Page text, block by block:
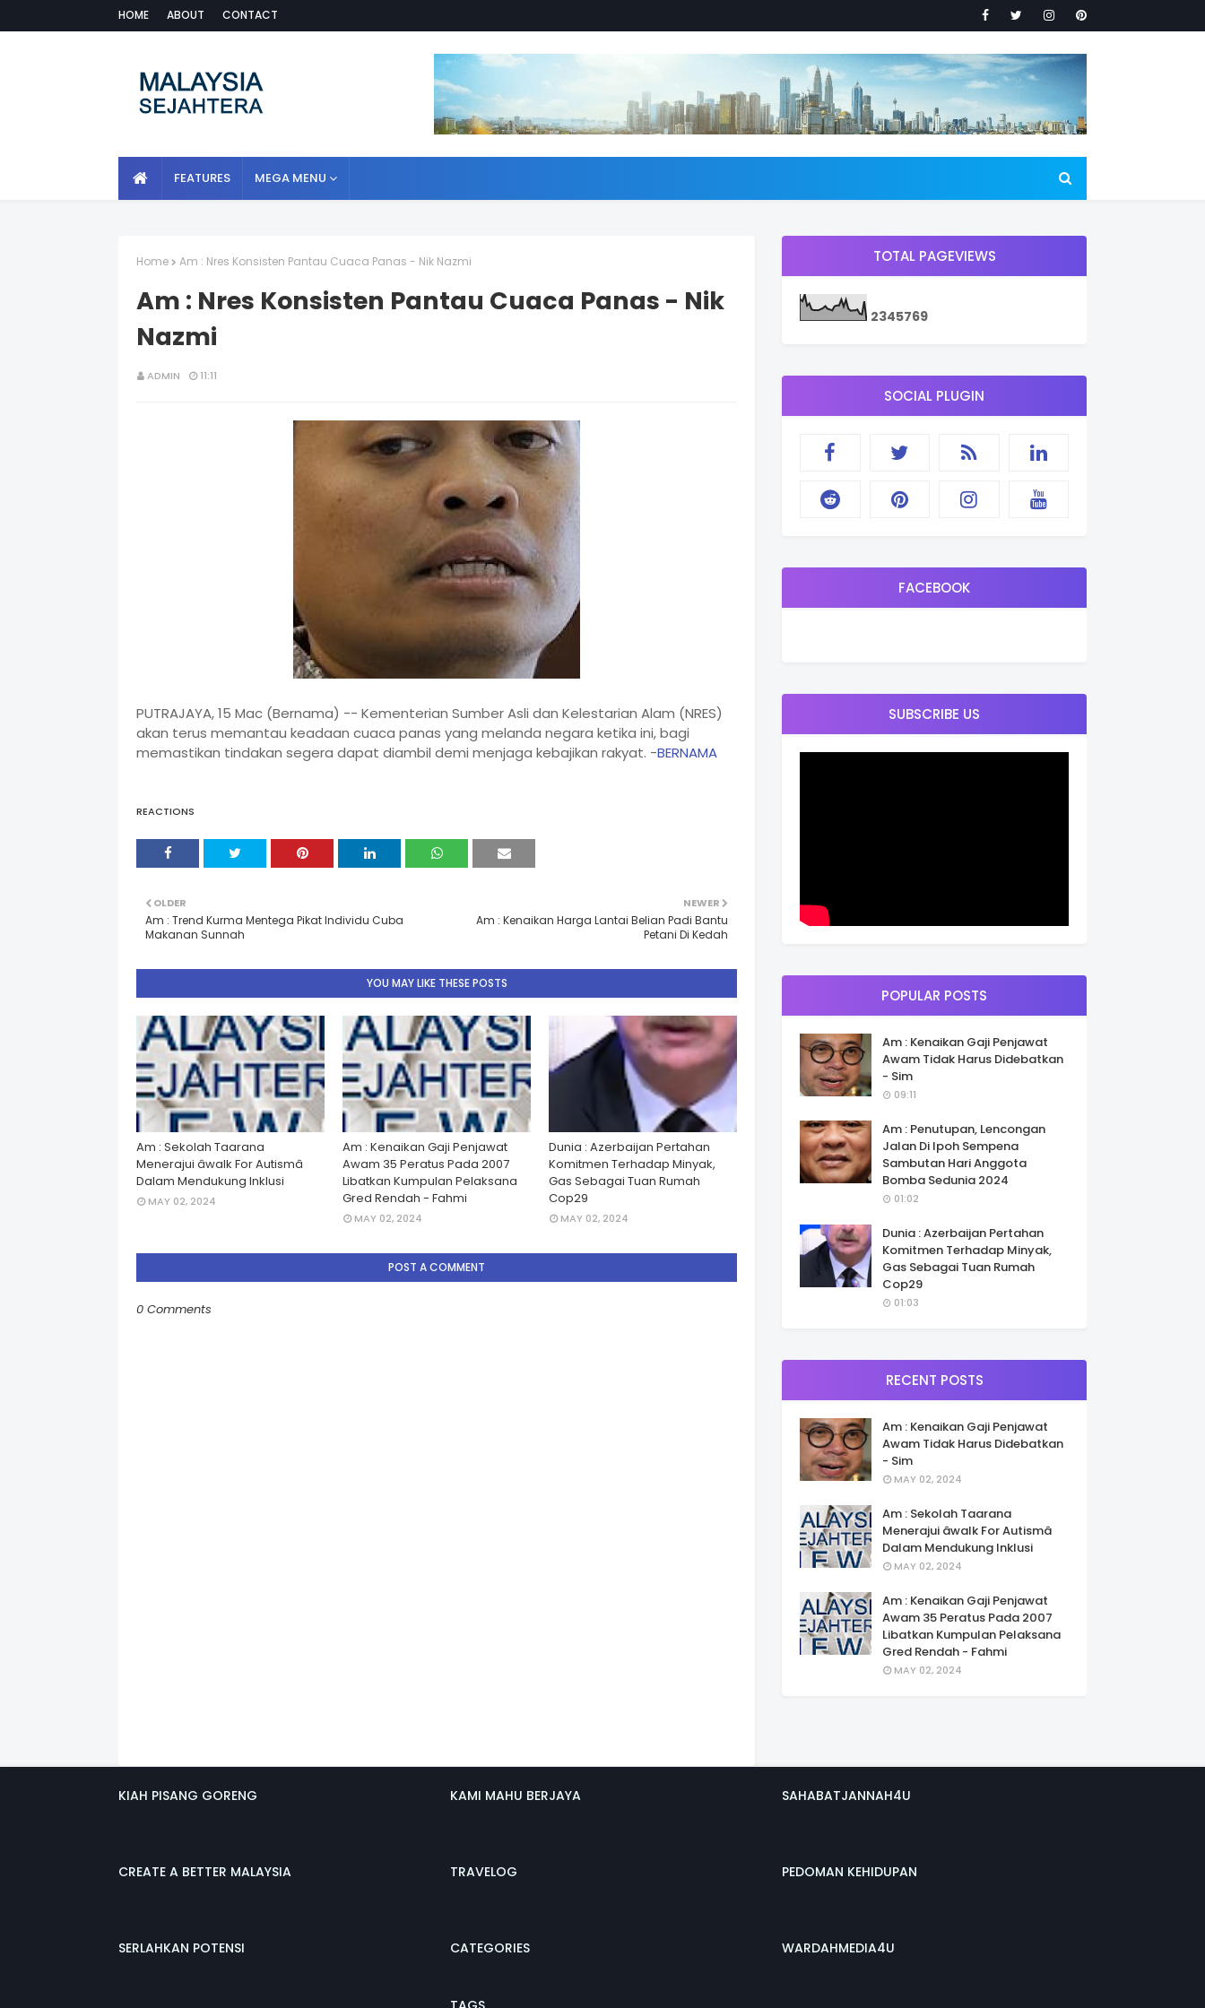
HOME ABOUT CONTACT
FEATURES MEGA MENU
Home Am : Nres Konsisten Pantau Cuaca Panas - Nik Nazmi
Am : Nres Konsisten Pantau Cuaca Panas - Nik
Nazmi
ADMIN 11:11
PUTRAJAYA, 15 Mac (Bernama) -- Kementerian Sumber Asli dan Kelestarian Alam (NRES)
akan terus memantau keadaan cuaca panas yang melanda negara ketika ini, bagi
memastikan tindakan segera dapat diambil demi menjaga kebajikan rakyat. -BERNAMA
REACTIONS
NEWER
Am : Kenaikan Harga Lantai Belian Padi Bantu
Petani Di Kedah
OLDER
Am : Trend Kurma Mentega Pikat Individu Cuba
Makanan Sunnah
YOU MAY LIKE THESE POSTS
Am : Sekolah Taarana
Menerajui âwalk For Autismâ
Dalam Mendukung Inklusi
MAY 02, 2024
Am : Kenaikan Gaji Penjawat
Awam 35 Peratus Pada 2007
Libatkan Kumpulan Pelaksana
Gred Rendah - Fahmi
MAY 02, 2024
Dunia : Azerbaijan Pertahan
Komitmen Terhadap Minyak,
Gas Sebagai Tuan Rumah
Cop29
MAY 02, 2024
POST A COMMENT
0 Comments
TOTAL PAGEVIEWS
2345769
SOCIAL PLUGIN
FACEBOOK
SUBSCRIBE US
POPULAR POSTS
Am : Kenaikan Gaji Penjawat
Awam Tidak Harus Didebatkan
- Sim
09:11
Am : Penutupan, Lencongan
Jalan Di Ipoh Sempena
Sambutan Hari Anggota
Bomba Sedunia 2024
01:02
Dunia : Azerbaijan Pertahan
Komitmen Terhadap Minyak,
Gas Sebagai Tuan Rumah
Cop29
01:03
RECENT POSTS
Am : Kenaikan Gaji Penjawat
Awam Tidak Harus Didebatkan
- Sim
MAY 02, 2024
Am : Sekolah Taarana
Menerajui âwalk For Autismâ
Dalam Mendukung Inklusi
MAY 02, 2024
Am : Kenaikan Gaji Penjawat
Awam 35 Peratus Pada 2007
Libatkan Kumpulan Pelaksana
Gred Rendah - Fahmi
MAY 02, 2024
KIAH PISANG GORENG
CREATE A BETTER MALAYSIA
SERLAHKAN POTENSI
KAMI MAHU BERJAYA
TRAVELOG
CATEGORIES
SAHABATJANNAH4U
PEDOMAN KEHIDUPAN
WARDAHMEDIA4U